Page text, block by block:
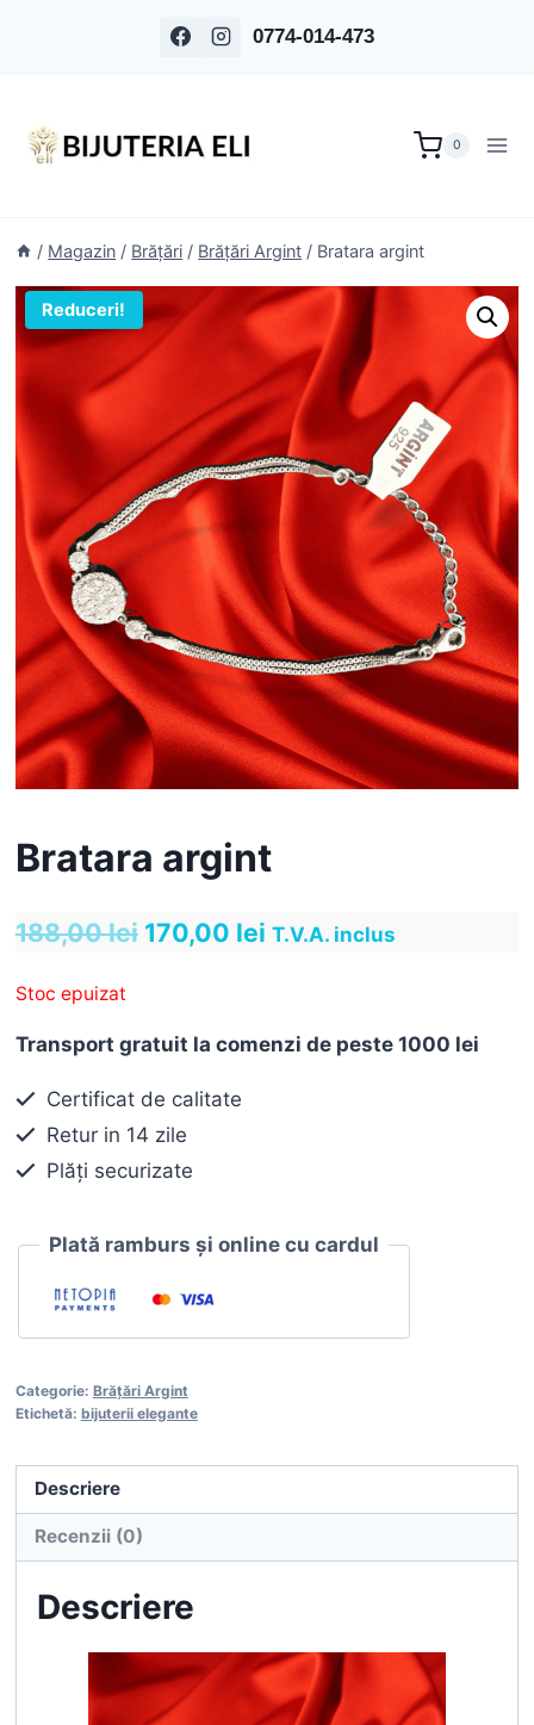
0774-014-473
0
/ Magazin / Brățări / Brățări Argint / Bratara argint
Reduceri!
Bratara argint
188,00lei Prețul
fost:
188,00 lei.
170,00 leiPrețul
170,00 lei.
T.V.A. inclus
Stoc epuizat
Transport gratuit la comenzi de peste 1000 lei
Certificat de calitate
Retur in 14 zile
Plăți securizate
Plată ramburs și online cu cardul
Categorie: Brățări Argint
Etichetă: bijuterii elegante
Descriere
Recenzii (0)
Descriere